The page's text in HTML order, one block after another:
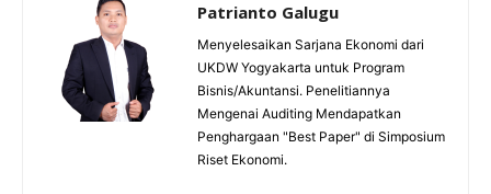
Patrianto Galugu
Menyelesaikan Sarjana Ekonomi dari
UKDW Yogyakarta untuk Program
Bisnis/Akuntansi. Penelitiannya
Mengenai Auditing Mendapatkan
Penghargaan "Best Paper" di Simposium
Riset Ekonomi.